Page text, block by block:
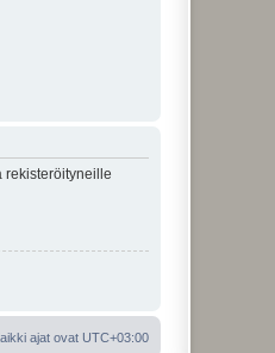
rekisteröityneille
ajat ovat UTC+03:00